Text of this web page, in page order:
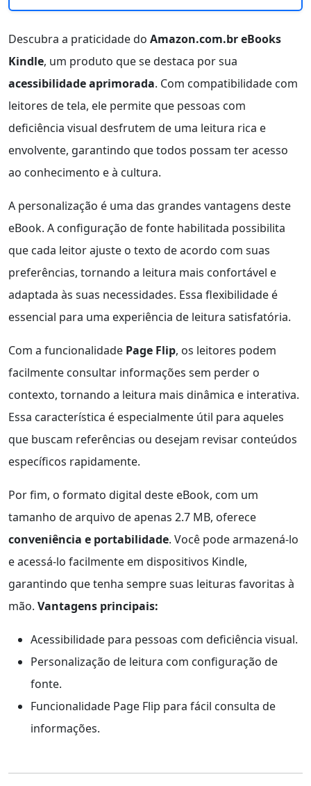
Descubra a praticidade do Amazon.com.br eBooks
Kindle, um produto que se destaca por sua
acessibilidade aprimorada. Com compatibilidade com
leitores de tela, ele permite que pessoas com
deficiência visual desfrutem de uma leitura rica e
envolvente, garantindo que todos possam ter acesso
ao conhecimento e à cultura.
A personalização é uma das grandes vantagens deste
eBook. A configuração de fonte habilitada possibilita
que cada leitor ajuste o texto de acordo com suas
preferências, tornando a leitura mais confortável e
adaptada às suas necessidades. Essa flexibilidade é
essencial para uma experiência de leitura satisfatória.
Com a funcionalidade Page Flip, os leitores podem
facilmente consultar informações sem perder o
contexto, tornando a leitura mais dinâmica e interativa.
Essa característica é especialmente útil para aqueles
que buscam referências ou desejam revisar conteúdos
específicos rapidamente.
Por fim, o formato digital deste eBook, com um
tamanho de arquivo de apenas 2.7 MB, oferece
conveniência e portabilidade. Você pode armazená-lo
e acessá-lo facilmente em dispositivos Kindle,
garantindo que tenha sempre suas leituras favoritas à
mão. Vantagens principais:
Acessibilidade para pessoas com deficiência visual.
Personalização de leitura com configuração de
fonte.
Funcionalidade Page Flip para fácil consulta de
informações.